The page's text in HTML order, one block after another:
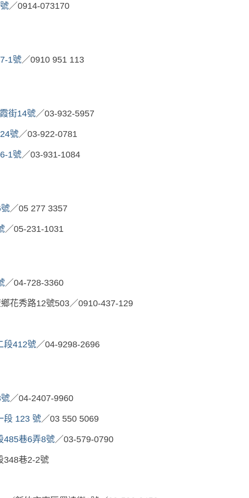
／0914-073170
1號／0910 951 113
街14號／03-932-5957
號／03-922-0781
1號／03-931-1084
／05 277 3357
／05-231-1031
／04-728-3360
花秀路12號503／0910-437-129
段412號／04-9298-2696
／04-2407-9960
段 123 號／03 550 5069
485巷6弄8號／03-579-0790
348巷2-2號